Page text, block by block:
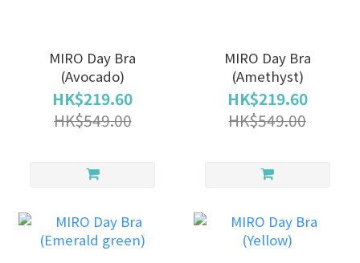
MIRO Day Bra
(Avocado)
HK$219.60
HK$549.00
MIRO Day Bra
(Amethyst)
HK$219.60
HK$549.00